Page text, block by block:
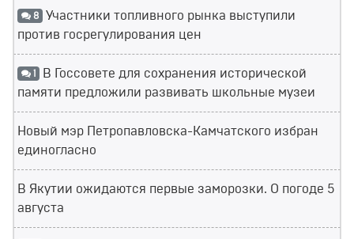
8 Участники топливного рынка выступили
против госрегулирования цен
1
В Госсовете для сохранения исторической
памяти предложили развивать школьные музеи
Новый мэр Петропавловска-Камчатского избран
единогласно
В Якутии ожидаются первые заморозки. О погоде 5
августа